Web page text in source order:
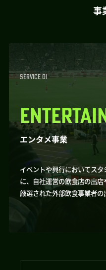
事
SERVICE 01
エンタメ事業
イベントや興行においてス
に、自社運営の飲食店の出店
厳選された外部飲食事業者の